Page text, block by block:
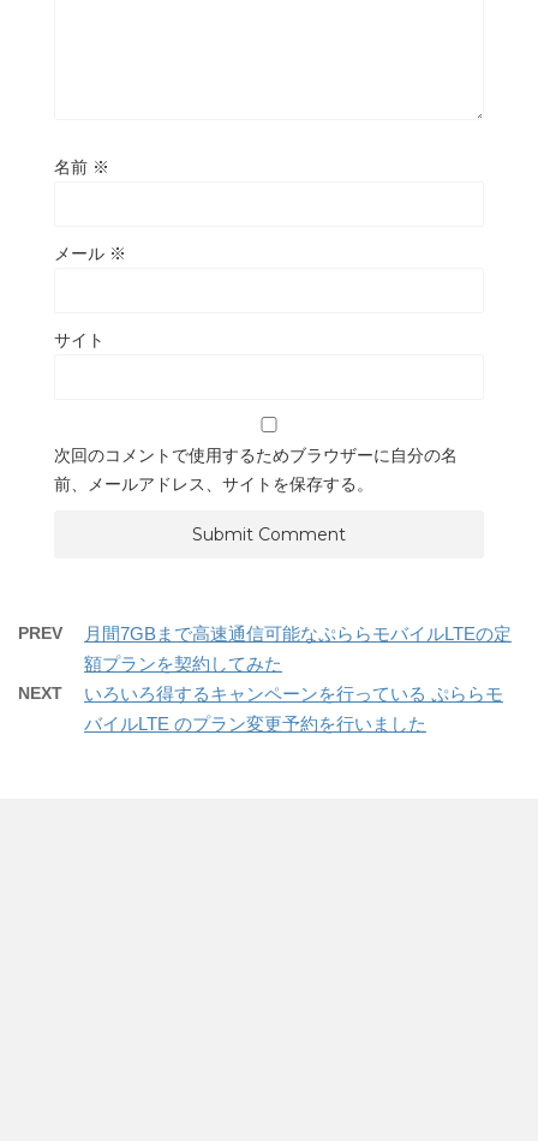
名前 ※
メール ※
サイト
次回のコメントで使用するためブラウザーに自分の名
前、メールアドレス、サイトを保存する。
PREV
月間7GBまで高速通信可能なぷららモバイルLTEの定
額プランを契約してみた
NEXT
いろいろ得するキャンペーンを行っている ぷららモ
バイルLTE のプラン変更予約を行いました